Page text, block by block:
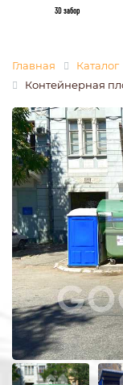
3D забор
Главная Каталог
Контейнерная